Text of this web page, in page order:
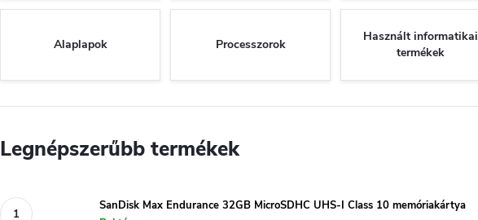
Alaplapok Processzorok
Használt informatikai
termékek
Legnépszerűbb termékek
SanDisk Max Endurance 32GB MicroSDHC UHS-I Class 10 memóriakártya